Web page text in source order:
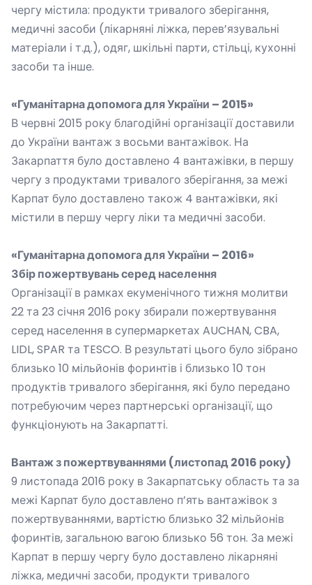
чергу містила: продукти тривалого зберігання,
медичні засоби (лікарняні ліжка, перев’язувальні
матеріали і т.д.), одяг, шкільні парти, стільці, кухонні
засоби та інше.
«Гуманітарна допомога для України – 2015»
В червні 2015 року благодійні організації доставили
до України вантаж з восьми вантажівок. На
Закарпаття було доставлено 4 вантажівки, в першу
чергу з продуктами тривалого зберігання, за межі
Карпат було доставлено також 4 вантажівки, які
містили в першу чергу ліки та медичні засоби.
«Гуманітарна допомога для України – 2016»
Збір пожертвувань серед населення
Організації в рамках екуменічного тижня молитви
22 та 23 січня 2016 року збирали пожертвування
серед населення в супермаркетах AUCHAN, CBA,
LIDL, SPAR та TESCO. В результаті цього було зібрано
близько 10 мільйонів форинтів і близько 10 тон
продуктів тривалого зберігання, які було передано
потребуючим через партнерські організації, що
функціонують на Закарпатті.
Вантаж з пожертвуваннями (листопад2016 року)
9 листопада 2016 року в Закарпатську область та за
межі Карпат було доставлено п’ять вантажівок з
пожертвуваннями, вартістю близько 32 мільйонів
форинтів, загальною вагою близько 56 тон. За межі
Карпат в першу чергу було доставлено лікарняні
ліжка, медичні засоби, продукти тривалого